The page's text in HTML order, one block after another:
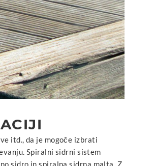
itd., da je mogoče izbrati
Spiralni sidrni sistem
sidro in spiralna sidrna malta. Z